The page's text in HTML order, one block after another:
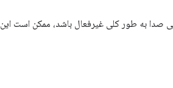
صدا به طور کلی غیرفعال باشد، ممکن است این